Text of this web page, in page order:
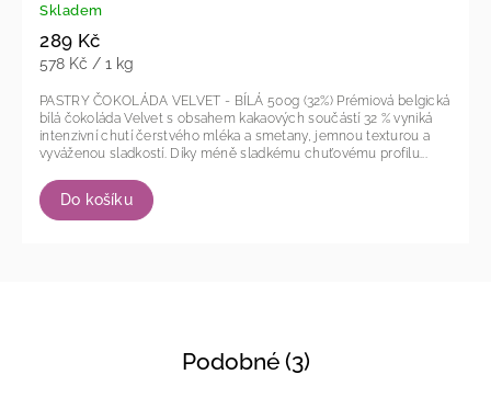
Skladem
289 Kč
578 Kč / 1 kg
Do košíku
PASTRY ČOKOLÁDA VELVET - BÍLÁ 500g (32%) Prémiová belgická
bílá čokoláda Velvet s obsahem kakaových součástí 32 % vyniká
intenzivní chutí čerstvého mléka a smetany, jemnou texturou a
vyváženou sladkostí. Díky méně sladkému chuťovému profilu...
Podobné (3)